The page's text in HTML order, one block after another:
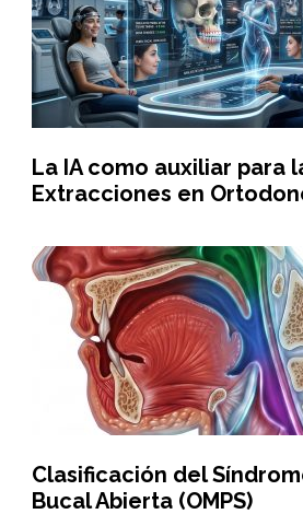
La IA como auxiliar para
Extracciones en
Clasificación del
Bucal Abierta (OMPS)